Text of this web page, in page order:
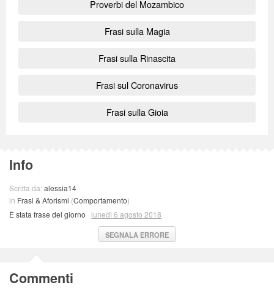
Proverbi del Mozambico
Frasi sulla Magia
Frasi sulla Rinascita
Frasi sul Coronavirus
Frasi sulla Gioia
Info
Scritta da:alessia14
in Frasi & Aforismi (Comportamento)
È stata frase del giorno
lunedì 6 agosto 2018
SEGNALA ERRORE
Commenti